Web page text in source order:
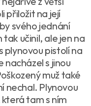
přiložit na její
svého jednání
tak učinil, ale jen na
plynovou pistolí na
nacházel s jinou
muž také
nechal. Plynovou
tam s ním